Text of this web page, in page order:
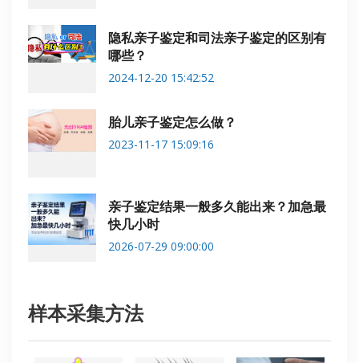
隐私亲子鉴定和司法亲子鉴定的区别有
哪些？
2024-12-20 15:42:52
胎儿亲子鉴定怎么做？
2023-11-17 15:09:16
亲子鉴定结果一般多久能出来？加急最
快几小时
2026-07-29 09:00:00
样本采集方法